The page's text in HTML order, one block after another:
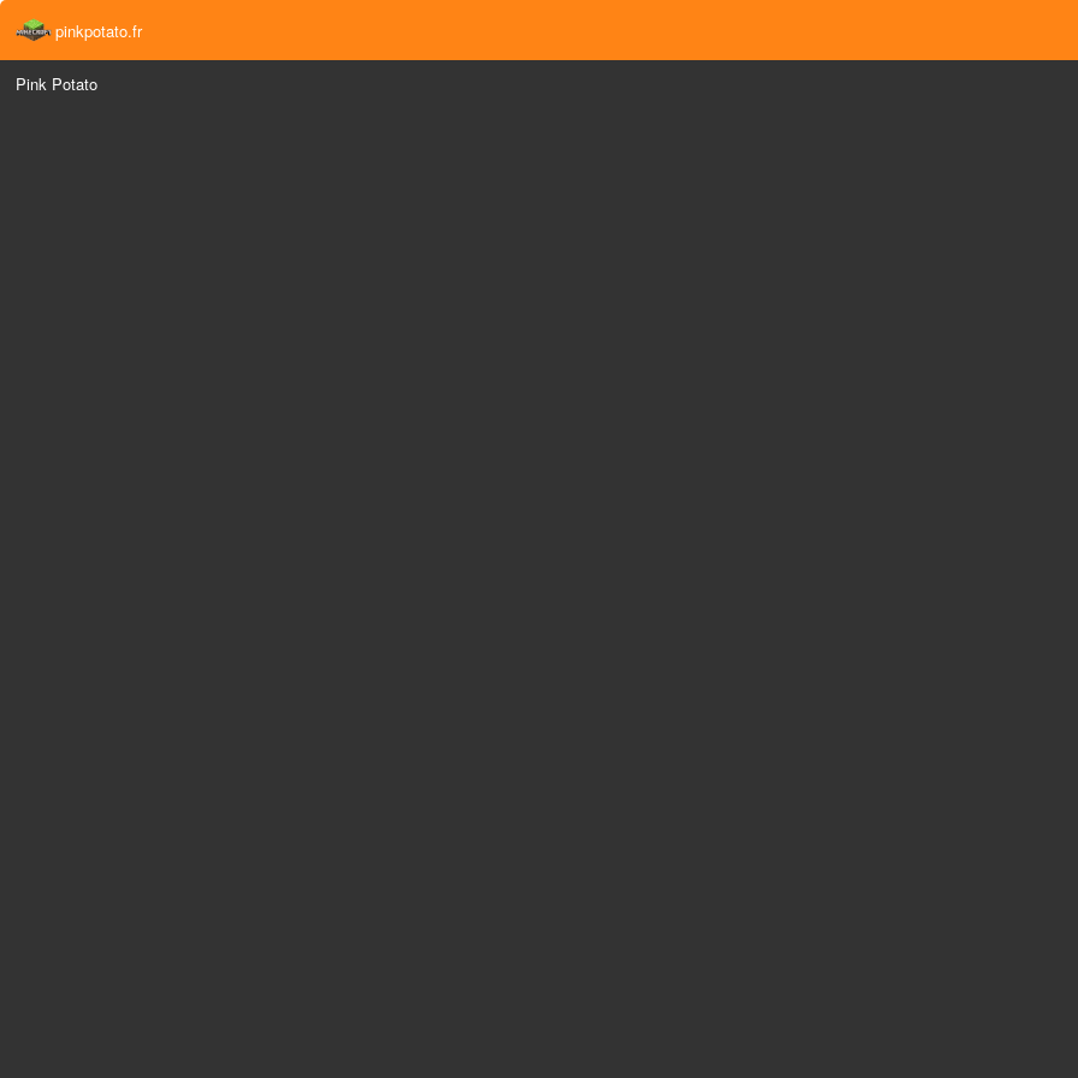
pinkpotato.fr
Pink Potato